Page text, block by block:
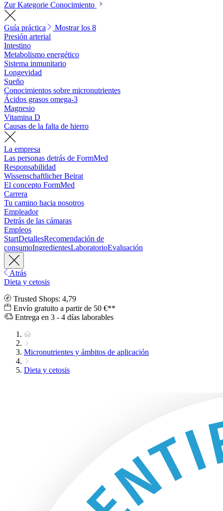
Zur Kategorie Conocimiento
Guía práctica
Mostrar los 8
Presión arterial
Intestino
Metabolismo energético
Sistema inmunitario
Longevidad
Sueño
Conocimientos sobre micronutrientes
Ácidos grasos omega-3
Magnesio
Vitamina D
Causas de la falta de hierro
La empresa
Las personas detrás de FormMed
Responsabilidad
Wissenschaftlicher Beirat
El concepto FormMed
Carrera
Tu camino hacia nosotros
Empleador
Detrás de las cámaras
Empleos
StartDetallesRecomendación de
consumoIngredientesLaboratorioEvaluación
Atrás
Dieta y cetosis
Trusted Shops: 4,79
Envío gratuito a partir de 50 €**
Entrega en 3 - 4 días laborables
Micronutrientes y ámbitos de aplicación
Dieta y cetosis